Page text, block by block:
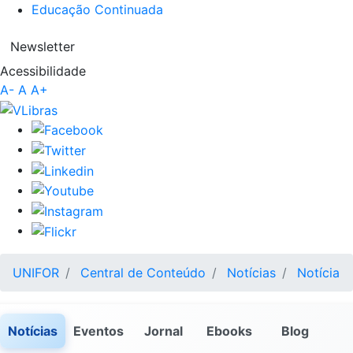
Educação Continuada
Newsletter
Acessibilidade
A- A A+
UNIFOR Central de Conteúdo Notícias Notícia
Notícias Eventos Jornal Ebooks Blog